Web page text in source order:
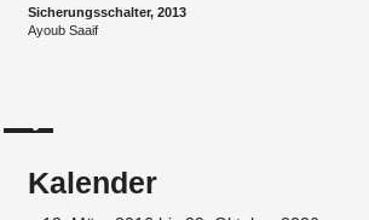
Sicherungsschalter, 2013
Ayoub Saaif
Kalender